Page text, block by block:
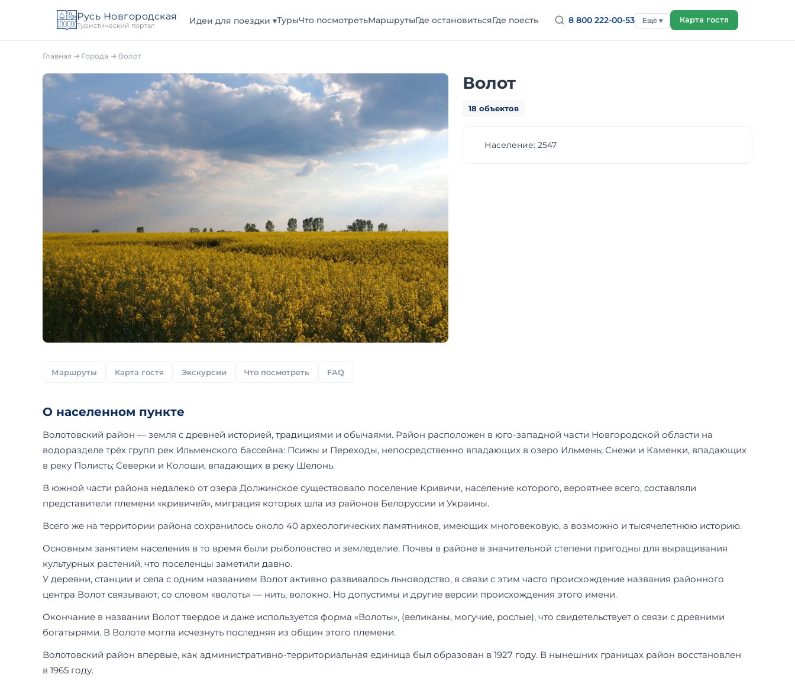
Русь Новгородская
Туристический портал
Идеи для поездки ▾ТурыЧто посмотретьМаршрутыГде остановитьсяГде поесть 8 800 222-00-53 Ещё ▾ Карта гостя
Главная → Города → Волот
Волот
18 объектов
Население: 2547
Маршруты Карта гостя Экскурсии Что посмотреть FAQ
О населенном пункте
Волотовский район — земля с древней историей, традициями и обычаями. Район расположен в юго-западной части Новгородской области на
водоразделе трёх групп рек Ильменского бассейна: Псижы и Переходы, непосредственно впадающих в озеро Ильмень; Снежи и Каменки, впадающих
в реку Полисть; Северки и Колоши, впадающих в реку Шелонь.
В южной части района недалеко от озера Должинское существовало поселение Кривичи, население которого, вероятнее всего, составляли
представители племени «кривичей», миграция которых шла из районов Белоруссии и Украины.
Всего же на территории района сохранилось около 40 археологических памятников, имеющих многовековую, а возможно и тысячелетнюю историю.
Основным занятием населения в то время были рыболовство и земледелие. Почвы в районе в значительной степени пригодны для выращивания
культурных растений, что поселенцы заметили давно.
У деревни, станции и села с одним названием Волот активно развивалось льноводство, в связи с этим часто происхождение названия районного
центра Волот связывают, со словом «волоть» — нить, волокно. Но допустимы и другие версии происхождения этого имени.
Окончание в названии Волот твердое и даже используется форма «Волоты», (великаны, могучие, рослые), что свидетельствует о связи с древними
богатырями. В Волоте могла исчезнуть последняя из общин этого племени.
Волотовский район впервые, как административно-территориальная единица был образован в 1927 году. В нынешних границах район восстановлен
в 1965 году.